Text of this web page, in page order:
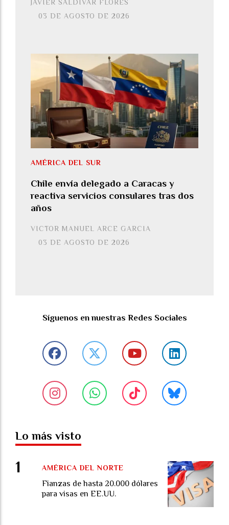
JAVIER SALDÍVAR FLORES
03 DE AGOSTO DE 2026
Chile envía delegado a Caracas y
reactiva servicios consulares tras dos
años
VICTOR MANUEL ARCE GARCIA
AMÉRICA DEL SUR
03 DE AGOSTO DE 2026
Síguenos en nuestras Redes Sociales
Lo más visto
Fianzas de hasta 20.000 dólares
para visas en EE.UU.
AMÉRICA DEL NORTE